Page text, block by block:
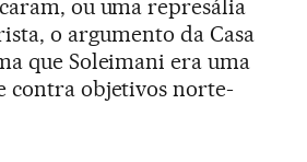
ou uma represália
o argumento da Casa
que Soleimani era uma
contra objetivos norte-